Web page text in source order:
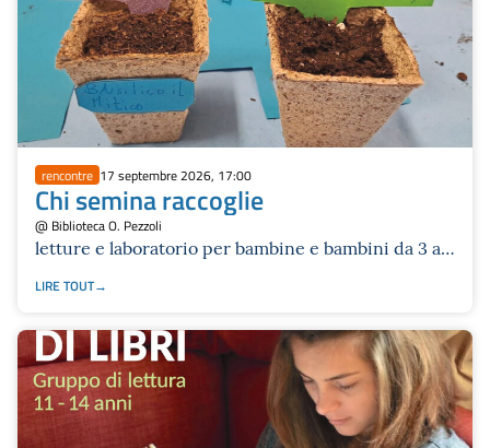
rencontre 17 septembre 2026, 17:00
Chi semina raccoglie
@ Biblioteca O. Pezzoli
letture e laboratorio per bambine e bambini da 3 a 7
LIRE TOUT